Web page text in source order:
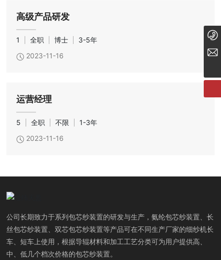
高级产品研发
1 全职 博士
3-5年
2023-11-16
运营经理
5 全职 不限
1-3年
2023-11-16
公司长期致力于系列包芯纱装置的研发与生产，氨纶包芯纱装置、长
丝包芯纱装置、双芯包芯纱装置等产品可在不同生产厂家的细纱机长
车、短车上使用，根据导辊材料和加工工艺分类可为用户提供高、
中、低几个档次价格的包芯纱装置。